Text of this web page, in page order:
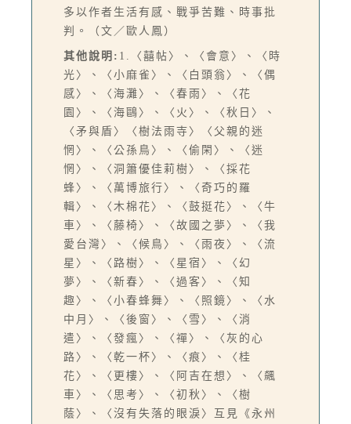
多以作者生活有感、戰爭苦難、時事批
判。（文／歐人鳳）
其他說明: 1.〈囍帖〉、〈會意〉、〈時
光〉、〈小麻雀〉、〈白頭翁〉、〈偶
感〉、〈海灘〉、〈春雨〉、〈花
園〉、〈海鷗〉、〈火〉、〈秋日〉、
〈矛與盾〉〈樹法雨寺〉〈父親的迷
惘〉、〈公孫鳥〉、〈偷閑〉、〈迷
惘〉、〈洞簫優佳莉樹〉、〈採花
蜂〉、〈萬博旅行〉、〈奇巧的羅
輯〉、〈木棉花〉、〈鼓挺花〉、〈牛
車〉、〈藤椅〉、〈故國之夢〉、〈我
愛台灣〉、〈候鳥〉、〈雨夜〉、〈流
星〉、〈路樹〉、〈星宿〉、〈幻
夢〉、〈新春〉、〈過客〉、〈知
趣〉、〈小春蜂舞〉、〈照鏡〉、〈水
中月〉、〈後窗〉、〈雪〉、〈消
遣〉、〈發瘋〉、〈禪〉、〈灰的心
路〉、〈乾一杯〉、〈痕〉、〈桂
花〉、〈更樓〉、〈阿吉在想〉、〈飆
車〉、〈思考〉、〈初秋〉、〈樹
蔭〉、〈沒有失落的眼淚〉互見《永州